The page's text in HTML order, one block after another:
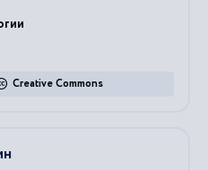
Creative Commons